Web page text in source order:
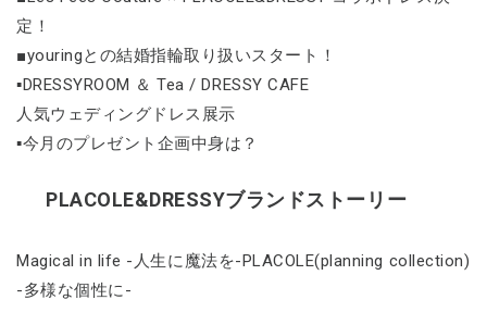
定！
■youringとの結婚指輪取り扱いスタート！
▪DRESSYROOM ＆ Tea / DRESSY CAFE
人気ウェディングドレス展示
▪今月のプレゼント企画中身は？
PLACOLE&DRESSYブランドストーリー
Magical in life -人生に魔法を-PLACOLE(planning collection)
-多様な個性に-